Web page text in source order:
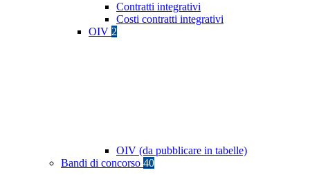
Contratti integrativi
Costi contratti integrativi
OIV 2
OIV (da pubblicare in tabelle)
Bandi di concorso 40